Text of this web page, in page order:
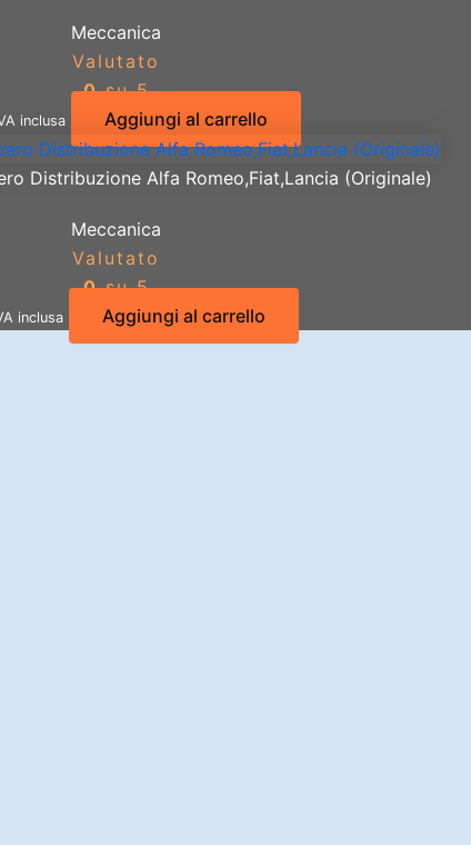
Meccanica
Valutato
0su 5
inclusa Aggiungi al carrello
Distribuzione Alfa Romeo,Fiat,Lancia (Originale)
Meccanica
Valutato
0su 5
inclusa Aggiungi al carrello